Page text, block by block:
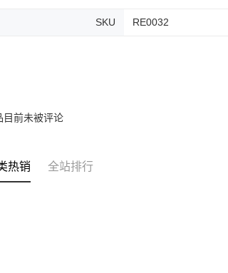
SKU RE0032
目前未被评论
热销 全站排行